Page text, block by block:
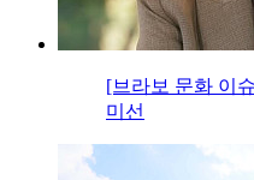
[브라보 문화 이
미선